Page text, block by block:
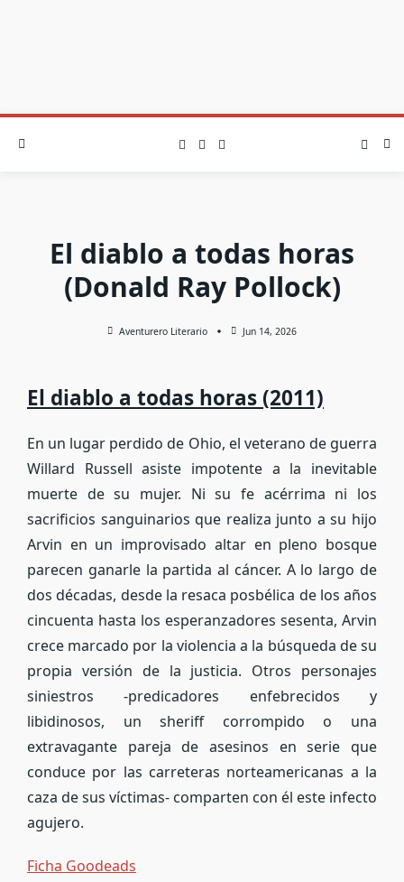
El diablo a todas horas
(Donald Ray Pollock)
Aventurero Literario Jun 14, 2026
El diablo a todas horas (2011)
En un lugar perdido de Ohio, el veterano de guerra
Willard Russell asiste impotente a la inevitable
muerte de su mujer. Ni su fe acérrima ni los
sacrificios sanguinarios que realiza junto a su hijo
Arvin en un improvisado altar en pleno bosque
parecen ganarle la partida al cáncer. A lo largo de
dos décadas, desde la resaca posbélica de los años
cincuenta hasta los esperanzadores sesenta, Arvin
crece marcado por la violencia a la búsqueda de su
propia versión de la justicia. Otros personajes
siniestros -predicadores enfebrecidos y
libidinosos, un sheriff corrompido o una
extravagante pareja de asesinos en serie que
conduce por las carreteras norteamericanas a la
caza de sus víctimas- comparten con él este infecto
agujero.
Ficha Goodeads